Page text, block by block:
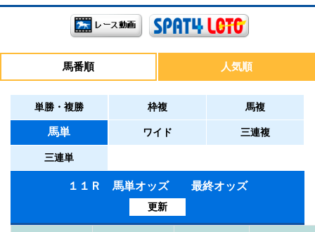
馬番順 人気順
単勝・複勝 枠複 馬複
馬単 ワイド 三連複
三連単
１１Ｒ 馬単オッズ 最終オッズ
更新